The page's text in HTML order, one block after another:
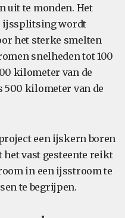
uit te monden. Het
ijssplitsing wordt
het sterke smelten
snelheden tot 100
kilometer van de
500 kilometer van de
een ijskern boren
het vast gesteente reikt
in een ijsstroom te
te begrijpen.